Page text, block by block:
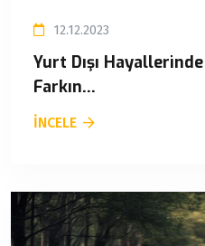
12.12.2023
Yurt Dışı
Farkın...
İNCELE